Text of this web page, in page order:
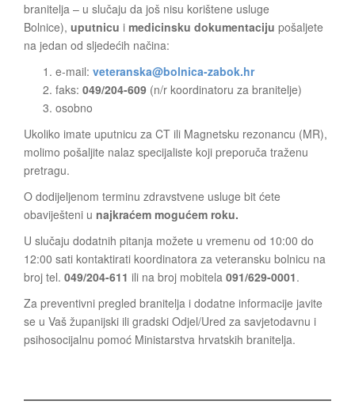
branitelja – u slučaju da još nisu korištene usluge
Bolnice), uputnicu i medicinsku dokumentaciju pošaljete
na jedan od sljedećih načina:
e-mail: veteranska@bolnica-zabok.hr
faks: 049/204-609 (n/r koordinatoru za branitelje)
osobno
Ukoliko imate uputnicu za CT ili Magnetsku rezonancu (MR),
molimo pošaljite nalaz specijaliste koji preporuča traženu
pretragu.
O dodijeljenom terminu zdravstvene usluge bit ćete
obaviješteni u najkraćem mogućem roku.
U slučaju dodatnih pitanja možete u vremenu od 10:00 do
12:00 sati kontaktirati koordinatora za veteransku bolnicu na
broj tel. 049/204-611 ili na broj mobitela 091/629-0001.
Za preventivni pregled branitelja i dodatne informacije javite
se u Vaš županijski ili gradski Odjel/Ured za savjetodavnu i
psihosocijalnu pomoć Ministarstva hrvatskih branitelja.